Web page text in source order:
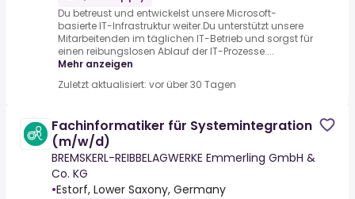
Du betreust und entwickelst unsere Microsoft-
basierte IT-Infrastruktur weiter.Du unterstützt unsere
Mitarbeitenden im täglichen IT-Betrieb und sorgst für
einen reibungslosen Ablauf der IT-Prozesse....
Mehr anzeigen
Zuletzt aktualisiert: vor über 30 Tagen
Fachinformatiker für Systemintegration
(m/w/d)
BREMSKERL-REIBBELAGWERKE Emmerling GmbH &
Co. KG
•Estorf, Lower Saxony, Germany